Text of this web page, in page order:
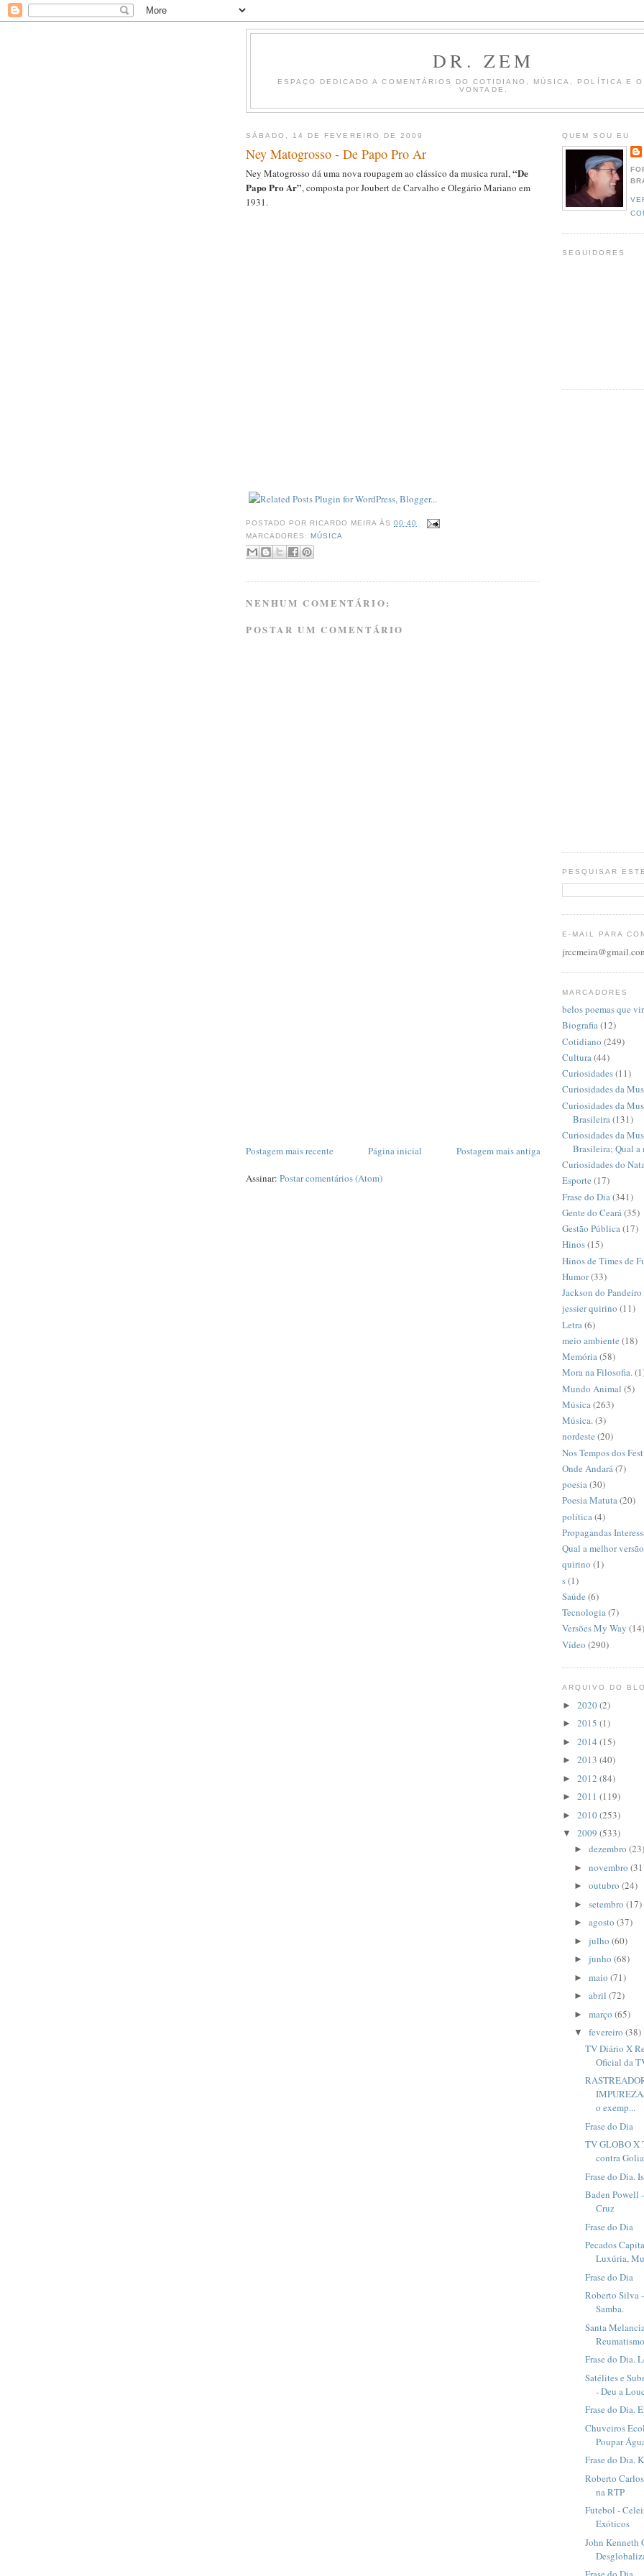
DR. ZEM
ESPAÇO DEDICADO A COMENTÁRIOS DO COTIDIANO, MÚSICA, POLÍTICA E O
VONTADE.
SÁBADO, 14 DE FEVEREIRO DE 2009
Ney Matogrosso - De Papo Pro Ar
Ney Matogrosso dá uma nova roupagem ao clássico da musica rural,“De
Papo Pro Ar”, composta por Joubert de Carvalho e Olegário Mariano em
1931.
POSTADO POR RICARDO MEIRA ÀS00:40
MARCADORES:MÚSICA
NENHUM COMENTÁRIO:
POSTAR UM COMENTÁRIO
Postagem mais recente Postagem mais antiga
Página inicial
Assinar: Postar comentários (Atom)
QUEM SOU EU
SEGUIDORES
PESQUISAR
E-MAIL PARA
MARCADORES
belos poemas que
Biografia(12)
Cotidiano (249)
Cultura(44)
Curiosidades(11)
Curiosidades da
Curiosidades da
Brasileira(131)
Curiosidades da
Brasileira; Qual a
Curiosidades do
Esporte (17)
Frase do Dia(341)
Gente do Ceará(35)
Gestão Pública(17)
Hinos(15)
Hinos de Times de
Humor(33)
Jackson do Pandeiro
jessier quirino (11)
Letra(6)
meio ambiente (18)
Memória(58)
Mora na Filosofia.
Mundo Animal (5)
Música(263)
Música.(3)
nordeste (20)
Nos Tempos dos
Onde Andará(7)
poesia(30)
Poesia Matuta(20)
política(4)
Propagandas
Qual a melhor
quirino (1)
s(1)
Saúde (6)
Tecnologia(7)
Versões My Way (14)
Vídeo (290)
ARQUIVO DO
► 2020(2)
► 2015 (1)
► 2014 (15)
► 2013 (40)
► 2012 (84)
► 2011 (119)
► 2010(253)
▼ 2009 (533)
► dezembro (23)
► novembro
► outubro (24)
► setembro (17)
► agosto (37)
► julho (60)
► junho (68)
► maio (71)
► abril (72)
► março (65)
▼ fevereiro (38)
TV Diário X
Oficial da
o exemp...
Frase do Dia
TV GLOBO X
contra
Frase do Dia.
Baden Powell
Cruz
Frase do Dia
Pecados
Luxúria,
Frase do Dia
Roberto Silva
Samba.
Santa
Frase do Dia.
Satélites e
- Deu a
Frase do Dia.
Chuveiros
Poupar
Frase do Dia.
Roberto
na RTP
Futebol -
Exóticos
John Kenneth